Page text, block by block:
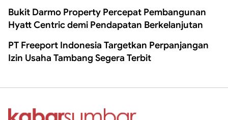
Bukit Darmo Property Percepat Pembangunan
Hyatt Centric demi Pendapatan Berkelanjutan
PT Freeport Indonesia Targetkan Perpanjangan
Izin Usaha Tambang Segera Terbit